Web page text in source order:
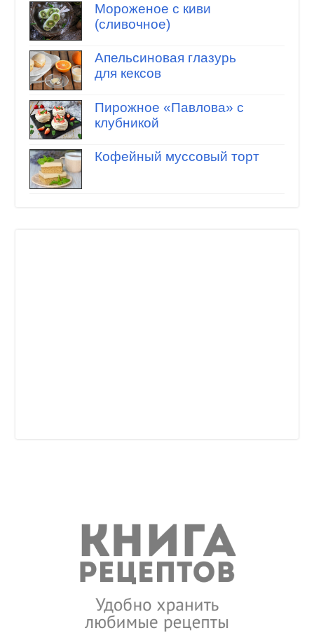
Мороженое с киви
(сливочное)
Апельсиновая глазурь
для кексов
Пирожное «Павлова» с
клубникой
Кофейный муссовый торт